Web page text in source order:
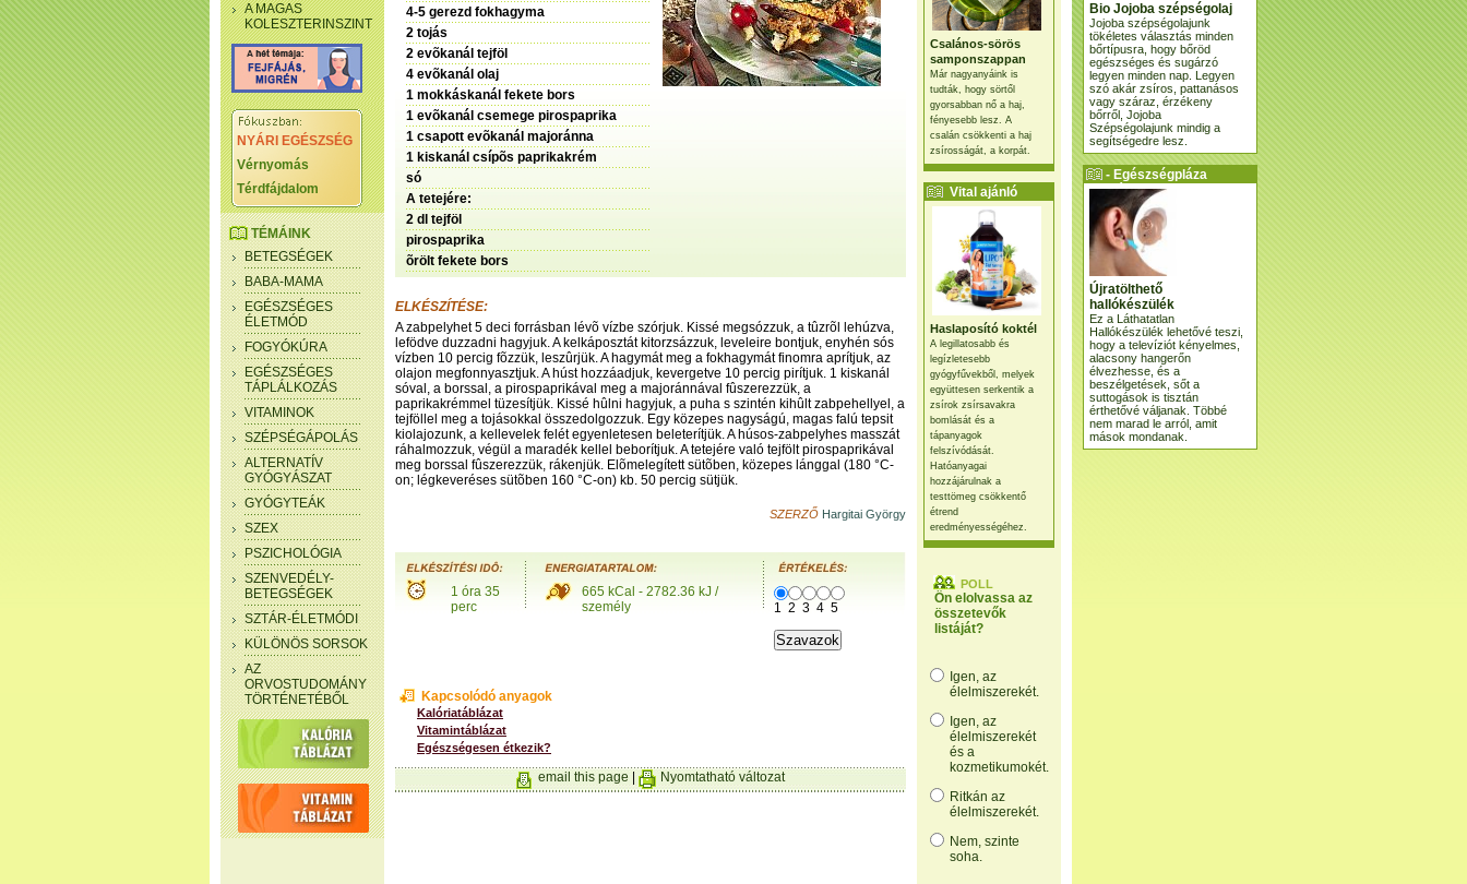
Csalános-sörös
samponszappan
Már nagyanyáink is
tudták, hogy sörtől
gyorsabban nő a haj,
fényesebb lesz. A
csalán csökkenti a haj
zsírosságát, a korpát.
Vital ajánló
Haslaposító koktél
A legillatosabb és
legízletesebb
gyógyfűvekből, melyek
együttesen serkentik a
zsírok zsírsavakra
bomlását és a
tápanyagok
felszívódását.
Hatóanyagai
hozzájárulnak a
testtömeg csökkentő
étrend
eredményességéhez.
POLL
Ön elolvassa az
összetevők
listáját?
Igen, az
élelmiszerekét.
Igen, az
élelmiszerekét
és a
kozmetikumokét.
Ritkán az
élelmiszerekét.
Nem, szinte
soha.
A MAGAS
KOLESZTERINSZINT
NYÁRI EGÉSZSÉG
Vérnyomás
Térdfájdalom
TÉMÁINK
BETEGSÉGEK
BABA-MAMA
EGÉSZSÉGES
ÉLETMÓD
FOGYÓKÚRA
EGÉSZSÉGES
TÁPLÁLKOZÁS
VITAMINOK
SZÉPSÉGÁPOLÁS
ALTERNATÍV
GYÓGYÁSZAT
GYÓGYTEÁK
SZEX
PSZICHOLÓGIA
SZENVEDÉLY-
BETEGSÉGEK
SZTÁR-ÉLETMÓDI
KÜLÖNÖS SORSOK
AZ
ORVOSTUDOMÁNY
TÖRTÉNETÉBŐL
4-5 gerezd fokhagyma
2 tojás
2 evõkanál tejföl
4 evõkanál olaj
1 mokkáskanál fekete bors
1 evõkanál csemege pirospaprika
1 csapott evõkanál majoránna
1 kiskanál csípõs paprikakrém
só
A tetejére:
2 dl tejföl
pirospaprika
õrölt fekete bors
ELKÉSZÍTÉSE:
A zabpelyhet 5 deci forrásban lévõ vízbe szórjuk. Kissé megsózzuk, a tûzrõl lehúzva,
lefödve duzzadni hagyjuk. A kelkáposztát kitorzsázzuk, leveleire bontjuk, enyhén sós
vízben 10 percig fõzzük, leszûrjük. A hagymát meg a fokhagymát finomra aprítjuk, az
olajon megfonnyasztjuk. A húst hozzáadjuk, kevergetve 10 percig pirítjuk. 1 kiskanál
sóval, a borssal, a pirospaprikával meg a majoránnával fûszerezzük, a
paprikakrémmel tüzesítjük. Kissé hûlni hagyjuk, a puha s szintén kihûlt zabpehellyel, a
tejföllel meg a tojásokkal összedolgozzuk. Egy közepes nagyságú, magas falú tepsit
kiolajozunk, a kellevelek felét egyenletesen beleterítjük. A húsos-zabpelyhes masszát
ráhalmozzuk, végül a maradék kellel beborítjuk. A tetejére való tejfölt pirospaprikával
meg borssal fûszerezzük, rákenjük. Elõmelegített sütõben, közepes lánggal (180 °C-
on; légkeveréses sütõben 160 °C-on) kb. 50 percig sütjük.
SZERZŐ Hargitai György
1 óra 35
perc
665 kCal - 2782.36 kJ /
személy
1 2 3 4 5
Kapcsolódó anyagok
Kalóriatáblázat
Vitamintáblázat
Egészségesen étkezik?
email this page Nyomtatható változat
Bio Jojoba szépségolaj
Jojoba szépségolajunk
tökéletes választás minden
bőrtípusra, hogy bőröd
egészséges és sugárzó
legyen minden nap. Legyen
szó akár zsíros, pattanásos
vagy száraz, érzékeny
bőrről, Jojoba
Szépségolajunk mindig a
segítségedre lesz.
- Egészségpláza
ajánlatunk -
Újratölthető
hallókészülék
Ez a Láthatatlan
Hallókészülék lehetővé teszi,
hogy a televíziót kényelmes,
alacsony hangerőn
élvezhesse, és a
beszélgetések, sőt a
suttogások is tisztán
érthetővé váljanak. Többé
nem marad le arról, amit
mások mondanak.